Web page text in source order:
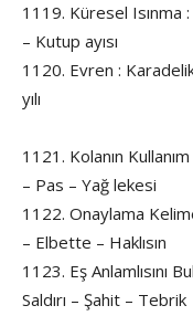
1119. Küresel Isınma :
– Kutup ayısı
1120. Evren :
yılı
1121. Kolanın
– Pas – Yağ lekesi
1122. Onaylama
– Elbette – Haklısın
1123. Eş Anlamlısını
Saldırı – Şahit – Tebrik